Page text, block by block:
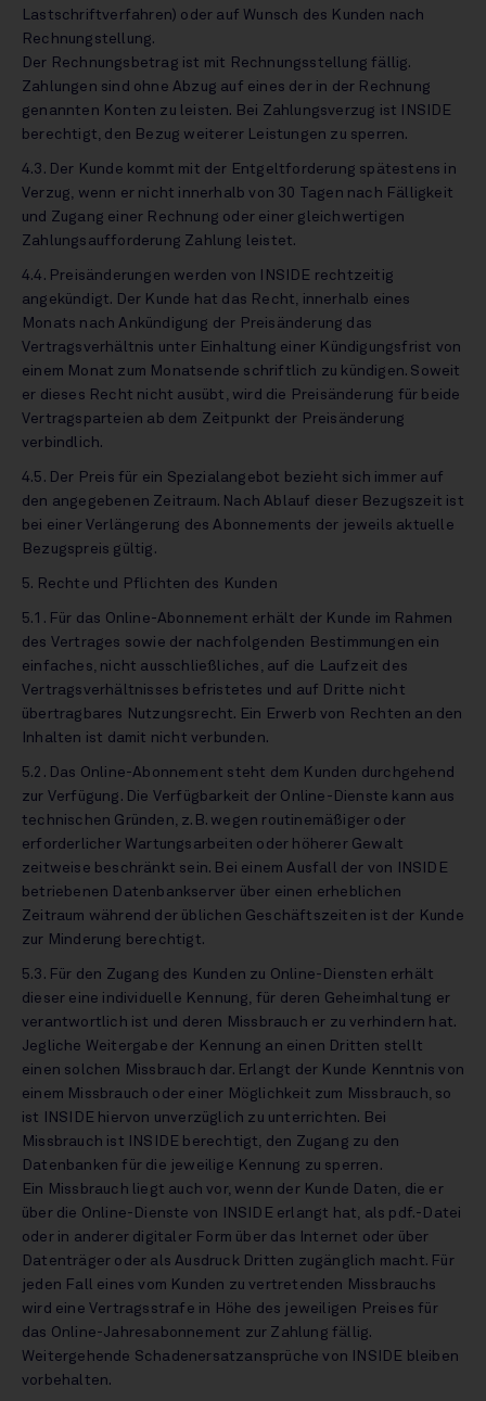
Lastschriftverfahren) oder auf Wunsch des Kunden nach
Rechnungstellung.
Der Rechnungsbetrag ist mit Rechnungsstellung fällig.
Zahlungen sind ohne Abzug auf eines der in der Rechnung
genannten Konten zu leisten. Bei Zahlungsverzug ist INSIDE
berechtigt, den Bezug weiterer Leistungen zu sperren.
4.3. Der Kunde kommt mit der Entgeltforderung spätestens in
Verzug, wenn er nicht innerhalb von 30 Tagen nach Fälligkeit
und Zugang einer Rechnung oder einer gleichwertigen
Zahlungsaufforderung Zahlung leistet.
4.4. Preisänderungen werden von INSIDE rechtzeitig
angekündigt. Der Kunde hat das Recht, innerhalb eines
Monats nach Ankündigung der Preisänderung das
Vertragsverhältnis unter Einhaltung einer Kündigungsfrist von
einem Monat zum Monatsende schriftlich zu kündigen. Soweit
er dieses Recht nicht ausübt, wird die Preisänderung für beide
Vertragsparteien ab dem Zeitpunkt der Preisänderung
verbindlich.
4.5. Der Preis für ein Spezialangebot bezieht sich immer auf
den angegebenen Zeitraum. Nach Ablauf dieser Bezugszeit ist
bei einer Verlängerung des Abonnements der jeweils aktuelle
Bezugspreis gültig.
5. Rechte und Pflichten des Kunden
5.1. Für das Online-Abonnement erhält der Kunde im Rahmen
des Vertrages sowie der nachfolgenden Bestimmungen ein
einfaches, nicht ausschließliches, auf die Laufzeit des
Vertragsverhältnisses befristetes und auf Dritte nicht
übertragbares Nutzungsrecht. Ein Erwerb von Rechten an den
Inhalten ist damit nicht verbunden.
5.2. Das Online-Abonnement steht dem Kunden durchgehend
zur Verfügung. Die Verfügbarkeit der Online-Dienste kann aus
technischen Gründen, z.B. wegen routinemäßiger oder
erforderlicher Wartungsarbeiten oder höherer Gewalt
zeitweise beschränkt sein. Bei einem Ausfall der von INSIDE
betriebenen Datenbankserver über einen erheblichen
Zeitraum während der üblichen Geschäftszeiten ist der Kunde
zur Minderung berechtigt.
5.3. Für den Zugang des Kunden zu Online-Diensten erhält
dieser eine individuelle Kennung, für deren Geheimhaltung er
verantwortlich ist und deren Missbrauch er zu verhindern hat.
Jegliche Weitergabe der Kennung an einen Dritten stellt
einen solchen Missbrauch dar. Erlangt der Kunde Kenntnis von
einem Missbrauch oder einer Möglichkeit zum Missbrauch, so
ist INSIDE hiervon unverzüglich zu unterrichten. Bei
Missbrauch ist INSIDE berechtigt, den Zugang zu den
Datenbanken für die jeweilige Kennung zu sperren.
Ein Missbrauch liegt auch vor, wenn der Kunde Daten, die er
über die Online-Dienste von INSIDE erlangt hat, als pdf.-Datei
oder in anderer digitaler Form über das Internet oder über
Datenträger oder als Ausdruck Dritten zugänglich macht. Für
jeden Fall eines vom Kunden zu vertretenden Missbrauchs
wird eine Vertragsstrafe in Höhe des jeweiligen Preises für
das Online-Jahresabonnement zur Zahlung fällig.
Weitergehende Schadenersatzansprüche von INSIDE bleiben
vorbehalten.